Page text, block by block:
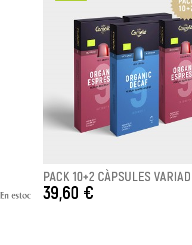
En estoc
PACK 10+2 CÀPSULES
39,60 €
AFEGIR A LA CISTELLA